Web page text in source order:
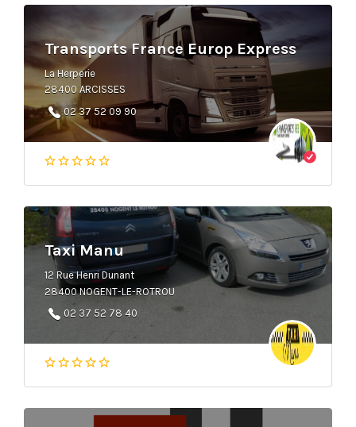
Transports France Europ Express
La Herperie
28400 ARCISSES
02 37 52 09 90
Taxi Manu
12 Rue Henri Dunant
28400 NOGENT-LE-ROTROU
02 37 52 78 40